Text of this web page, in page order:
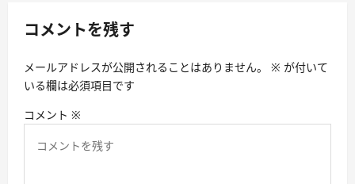
ョ
ン
コメントを残す
メールアドレスが公開されることはありません。 ※ が付いて
いる欄は必須項目です
コメント ※